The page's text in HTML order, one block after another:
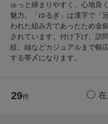
ゅっと締まりやすく、心地良
魅力。「ゆるぎ」は漢字で「
われた組み方であったため金
されています。付け下げ、訪
紋、紬などカジュアルまで幅
する帯〆になります。
29件